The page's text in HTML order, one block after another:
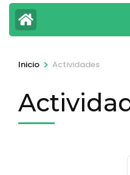
Inicio > Actividades